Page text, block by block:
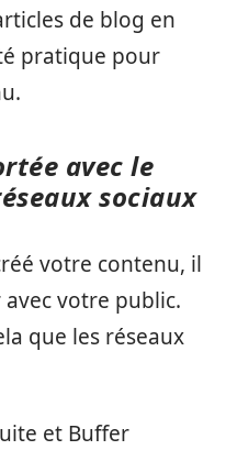
de blog en
pratique pour
avec le
sociaux
votre contenu, il
votre public.
que les réseaux
et Buffer